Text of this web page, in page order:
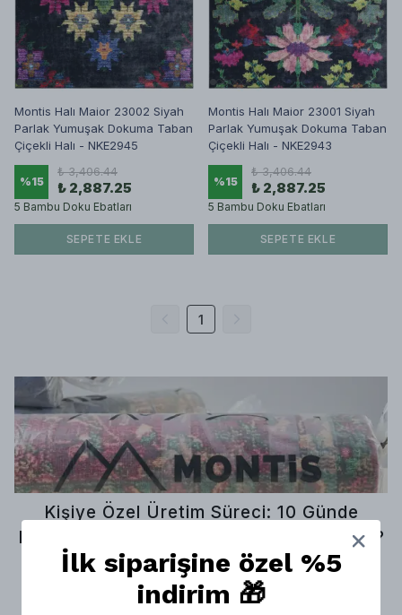
Montis Halı Maior 23002 Siyah
Parlak Yumuşak Dokuma Taban
Çiçekli Halı - NKE2945
%15
₺ 3,406.44
₺ 2,887.25
5 Bambu Doku Ebatları
SEPETE EKLE
Montis Halı Maior 23001 Siyah
Parlak Yumuşak Dokuma Taban
Çiçekli Halı - NKE2943
%15
₺ 3,406.44
₺ 2,887.25
5 Bambu Doku Ebatları
SEPETE EKLE
1
Kişiye Özel Üretim Süreci: 10 Günde
Hayalinizdeki Halıya Nasıl Kavuşursunuz?
Evinizin veya ofisinizin dekorasyonunu
İlk siparişine özel %5
indirim 🎁